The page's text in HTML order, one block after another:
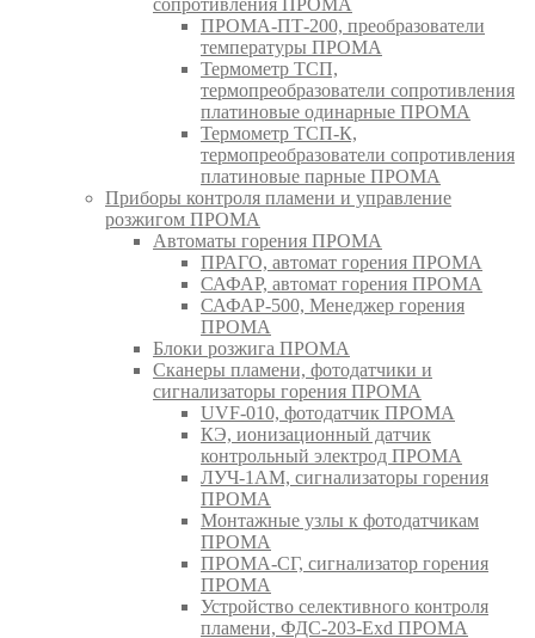
сопротивления ПРОМА
ПРОМА-ПТ-200, преобразователи
температуры ПРОМА
Термометр ТСП,
термопреобразователи сопротивления
платиновые одинарные ПРОМА
Термометр ТСП-К,
термопреобразователи сопротивления
платиновые парные ПРОМА
Приборы контроля пламени и управление
розжигом ПРОМА
Автоматы горения ПРОМА
ПРАГО, автомат горения ПРОМА
САФАР, автомат горения ПРОМА
САФАР-500, Менеджер горения
ПРОМА
Блоки розжига ПРОМА
Сканеры пламени, фотодатчики и
сигнализаторы горения ПРОМА
UVF-010, фотодатчик ПРОМА
КЭ, ионизационный датчик
контрольный электрод ПРОМА
ЛУЧ-1АМ, сигнализаторы горения
ПРОМА
Монтажные узлы к фотодатчикам
ПРОМА
ПРОМА-СГ, сигнализатор горения
ПРОМА
Устройство селективного контроля
пламени, ФДС-203-Exd ПРОМА